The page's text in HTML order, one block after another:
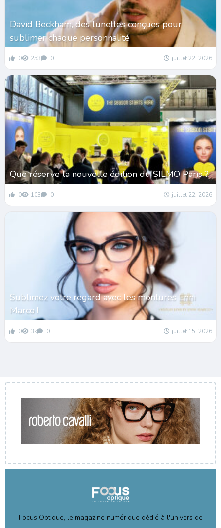
David Beckham, des lunettes conçues pour
sublimer chaque personnalité
0 253 0 juillet 22, 2026
Que réserve la nouvelle édition du SILMO Paris ?
0 103 0 juillet 22, 2026
Sublimez votre regard avec les montures Enni
Marco !
0 3k 0 juillet 15, 2026
Focus Optique, le magazine numérique dédié à l'univers de